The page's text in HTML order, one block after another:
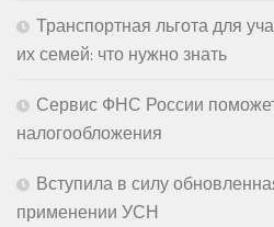
Транспортная льгота для
их семей: что нужно знать
Сервис ФНС России
налогообложения
Вступила в силу
применении УСН